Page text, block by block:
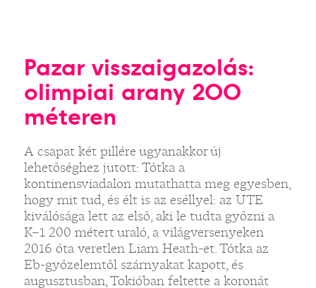
Pazar visszaigazolás:
olimpiai arany 200
méteren
A csapat két pillére ugyanakkor új
lehetőséghez jutott: Tótka a
kontinensviadalon mutathatta meg egyesben,
hogy mit tud, és élt is az eséllyel: az UTE
kiválósága lett az első, aki le tudta győzni a
K–1 200 métert uraló, a világversenyeken
2016 óta veretlen Liam Heath-et. Tótka az
Eb-győzelemtől szárnyakat kapott, és
augusztusban, Tokióban feltette a koronát